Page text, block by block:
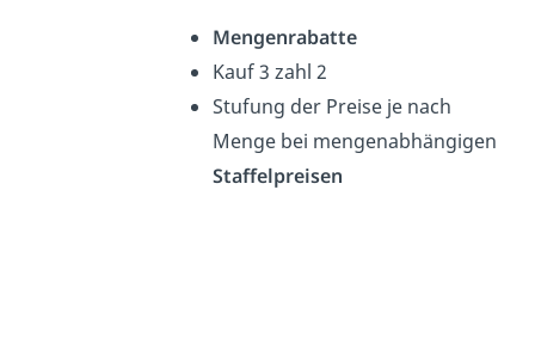
Mengenrabatte
Kauf 3 zahl 2
Stufung der Preise je nach
Menge bei mengenabhängigen
Staffelpreisen